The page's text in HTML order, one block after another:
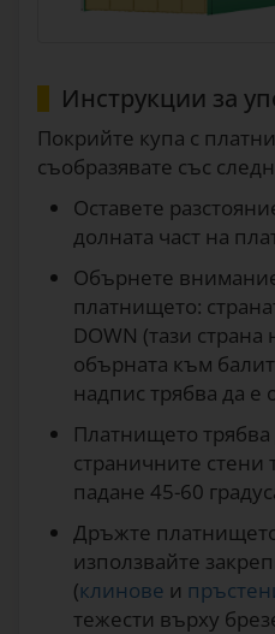
Инструкции за
Покрийте купа с
съобразявате със
Оставете
долната част на
Обърнете
платнището:
DOWN (тази
обърната към
надпис трябва да е
Платнището
страничните стени
падане 45-60
Дръжте
използвайте
(клинове и
тежести върху